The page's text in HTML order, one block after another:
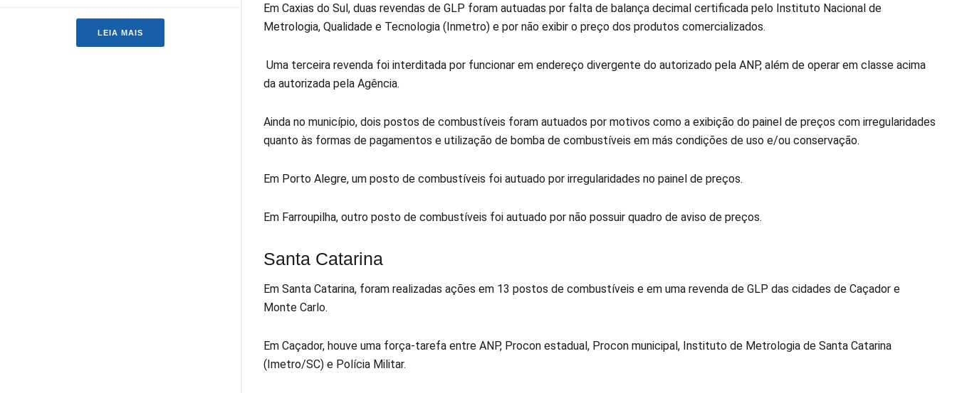
LEIA MAIS
Em Caxias do Sul, duas revendas de GLP foram autuadas por falta de balança decimal certificada pelo Instituto Nacional de
Metrologia, Qualidade e Tecnologia (Inmetro) e por não exibir o preço dos produtos comercializados.
Uma terceira revenda foi interditada por funcionar em endereço divergente do autorizado pela ANP, além de operar em classe acima
da autorizada pela Agência.
Ainda no município, dois postos de combustíveis foram autuados por motivos como a exibição do painel de preços com irregularidades
quanto às formas de pagamentos e utilização de bomba de combustíveis em más condições de uso e/ou conservação.
Em Porto Alegre, um posto de combustíveis foi autuado por irregularidades no painel de preços.
Em Farroupilha, outro posto de combustíveis foi autuado por não possuir quadro de aviso de preços.
Santa Catarina
Em Santa Catarina, foram realizadas ações em 13 postos de combustíveis e em uma revenda de GLP das cidades de Caçador e
Monte Carlo.
Em Caçador, houve uma força-tarefa entre ANP, Procon estadual, Procon municipal, Instituto de Metrologia de Santa Catarina
(Imetro/SC) e Polícia Militar.